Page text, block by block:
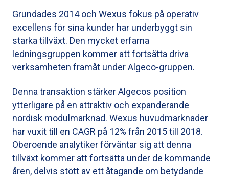
Grundades 2014 och Wexus fokus på operativ
excellens för sina kunder har underbyggt sin
starka tillväxt. Den mycket erfarna
ledningsgruppen kommer att fortsätta driva
verksamheten framåt under Algeco-gruppen.
Denna transaktion stärker Algecos position
ytterligare på en attraktiv och expanderande
nordisk modulmarknad. Wexus huvudmarknader
har vuxit till en CAGR på 12% från 2015 till 2018.
Oberoende analytiker förväntar sig att denna
tillväxt kommer att fortsätta under de kommande
åren, delvis stött av ett åtagande om betydande